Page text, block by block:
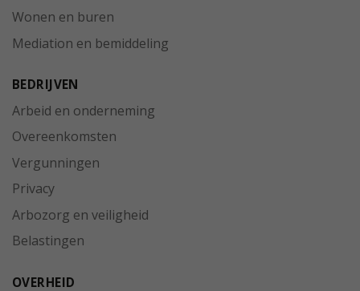
Wonen en buren
Mediation en bemiddeling
BEDRIJVEN
Arbeid en onderneming
Overeenkomsten
Vergunningen
Privacy
Arbozorg en veiligheid
Belastingen
OVERHEID